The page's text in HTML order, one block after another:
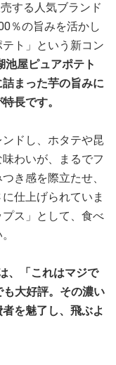
する人気ブランド
％の旨みを活かし
ト」という新コン
池屋ピュアポテト
まった芋の旨みに
長です。
ドし、ホタテや昆
わいが、まるでフ
き感を際立たせ、
仕上げられていま
ス」として、食べ
、「これはマジで
大好評。その濃い
を魅了し、飛ぶよ